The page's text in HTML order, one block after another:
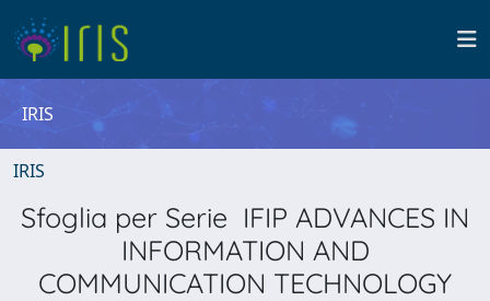
IRIS
IRIS
Sfoglia per Serie IFIP ADVANCES IN
INFORMATION AND
COMMUNICATION TECHNOLOGY